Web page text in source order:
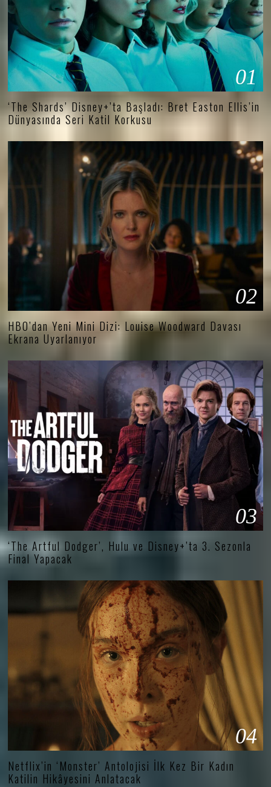
01
‘The Shards’ Disney+’ta Başladı: Bret Easton Ellis’in
Dünyasında Seri Katil Korkusu
02
HBO’dan Yeni Mini Dizi: Louise Woodward Davası
Ekrana Uyarlanıyor
03
‘The Artful Dodger’, Hulu ve Disney+’ta 3. Sezonla
Final Yapacak
04
Netflix’in ‘Monster’ Antolojisi İlk Kez Bir Kadın
Katilin Hikâyesini Anlatacak